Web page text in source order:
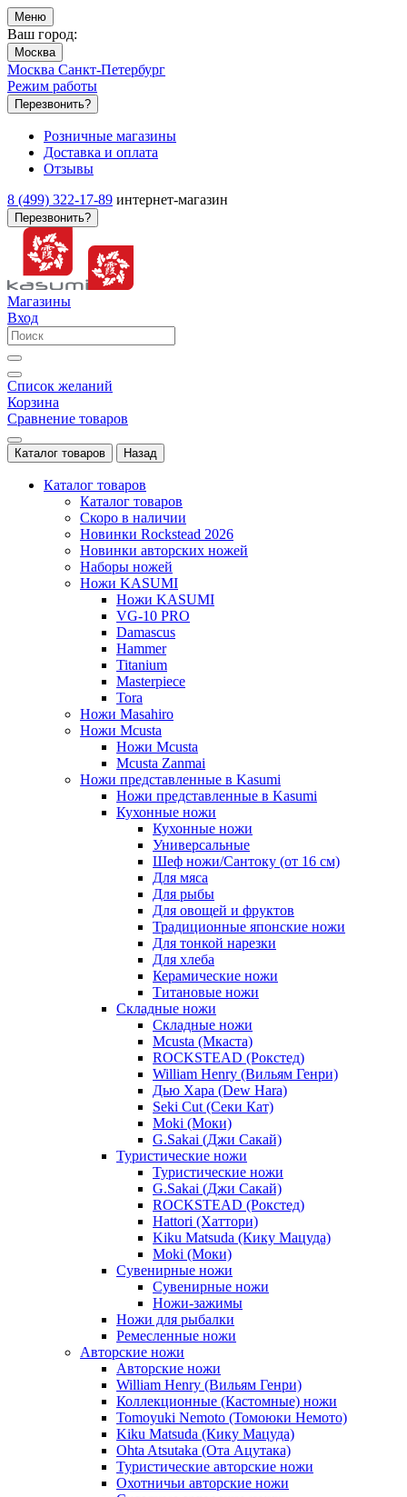
Меню
Ваш город:
Москва
Москва Санкт-Петербург
Режим работы
Перезвонить?
Розничные магазины
Доставка и оплата
Отзывы
8 (499) 322-17-89 интернет-магазин
Перезвонить?
Магазины
Вход
Список желаний
Корзина
Сравнение товаров
Каталог товаров Назад
Каталог товаров
Каталог товаров
Скоро в наличии
Новинки Rockstead 2026
Новинки авторских ножей
Наборы ножей
Ножи KASUMI
Ножи KASUMI
VG-10 PRO
Damascus
Hammer
Titanium
Masterpiece
Tora
Ножи Masahiro
Ножи Mcusta
Ножи Mcusta
Mcusta Zanmai
Ножи представленные в Kasumi
Ножи представленные в Kasumi
Кухонные ножи
Кухонные ножи
Универсальные
Шеф ножи/Сантоку (от 16 см)
Для мяса
Для рыбы
Для овощей и фруктов
Традиционные японские ножи
Для тонкой нарезки
Для хлеба
Керамические ножи
Титановые ножи
Складные ножи
Складные ножи
Mcusta (Мкаста)
ROCKSTEAD (Рокстед)
William Henry (Вильям Генри)
Дью Хара (Dew Hara)
Seki Cut (Секи Кат)
Moki (Моки)
G.Sakai (Джи Сакай)
Туристические ножи
Туристические ножи
G.Sakai (Джи Сакай)
ROCKSTEAD (Рокстед)
Hattori (Хаттори)
Kiku Matsuda (Кику Мацуда)
Moki (Моки)
Сувенирные ножи
Сувенирные ножи
Ножи-зажимы
Ножи для рыбалки
Ремесленные ножи
Авторские ножи
Авторские ножи
William Henry (Вильям Генри)
Коллекционные (Кастомные) ножи
Tomoyuki Nemoto (Томоюки Немото)
Kiku Matsuda (Кику Мацуда)
Ohta Atsutaka (Ота Ацутака)
Туристические авторские ножи
Охотничьи авторские ножи